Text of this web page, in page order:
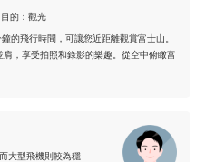
目的：觀光
的飛行時間，可讓您近距離觀賞富士山。
，享受拍照和錄影的樂趣。從空中俯瞰富
大型飛機則較為穩